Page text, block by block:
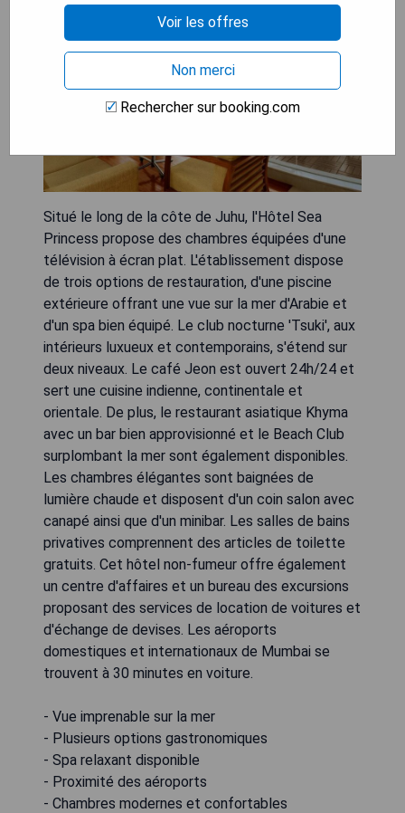
Situé le long de la côte de Juhu, l'Hôtel Sea
Princess propose des chambres équipées d'une
télévision à écran plat. L'établissement dispose
de trois options de restauration, d'une piscine
extérieure offrant une vue sur la mer d'Arabie et
d'un spa bien équipé. Le club nocturne 'Tsuki', aux
intérieurs luxueux et contemporains, s'étend sur
deux niveaux. Le café Jeon est ouvert 24h/24 et
sert une cuisine indienne, continentale et
orientale. De plus, le restaurant asiatique Khyma
avec un bar bien approvisionné et le Beach Club
surplombant la mer sont également disponibles.
Les chambres élégantes sont baignées de
lumière chaude et disposent d'un coin salon avec
canapé ainsi que d'un minibar. Les salles de bains
privatives comprennent des articles de toilette
gratuits. Cet hôtel non-fumeur offre également
un centre d'affaires et un bureau des excursions
proposant des services de location de voitures et
d'échange de devises. Les aéroports
domestiques et internationaux de Mumbai se
trouvent à 30 minutes en voiture.
- Vue imprenable sur la mer
- Plusieurs options gastronomiques
- Spa relaxant disponible
- Proximité des aéroports
- Chambres modernes et confortables
Voir les offres
Non merci
Rechercher sur booking.com